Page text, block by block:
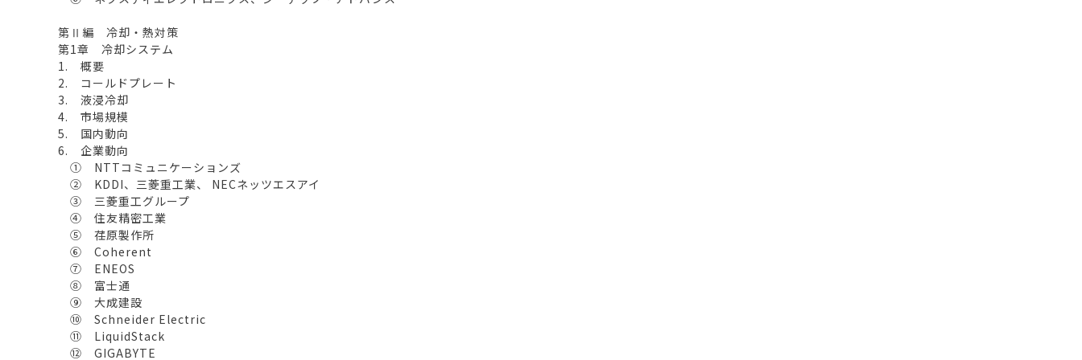
第Ⅱ編 冷却・熱対策
第1章 冷却システム
1. 概要
2. コールドプレート
3. 液浸冷却
4. 市場規模
5. 国内動向
6. 企業動向
① NTTコミュニケーションズ
② KDDI、三菱重工業、 NECネッツエスアイ
③ 三菱重工グループ
④ 住友精密工業
⑤ 荏原製作所
⑥ Coherent
⑦ ENEOS
⑧ 富士通
⑨ 大成建設
⑩ Schneider Electric
⑪ LiquidStack
⑫ GIGABYTE